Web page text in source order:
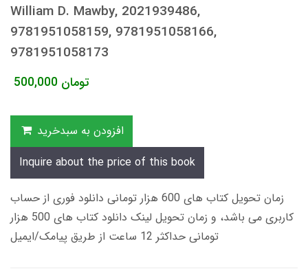
William D. Mawby, 2021939486,
9781951058159, 9781951058166,
9781951058173
500,000 تومان
افزودن به سبدخرید
Inquire about the price of this book
زمان تحویل کتاب های 600 هزار تومانی دانلود فوری از حساب
کاربری می باشد، و زمان تحویل لینک دانلود کتاب های 500 هزار
تومانی حداکثر 12 ساعت از طریق پیامک/ایمیل